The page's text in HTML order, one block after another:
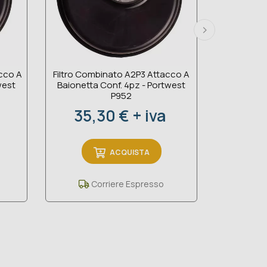
A
Filtro Combinato A2P3 Attacco A
Baionetta Conf. 4pz - Portwest
P952
Prezzo
35,30 € + iva
ACQUISTA
Corriere Espresso